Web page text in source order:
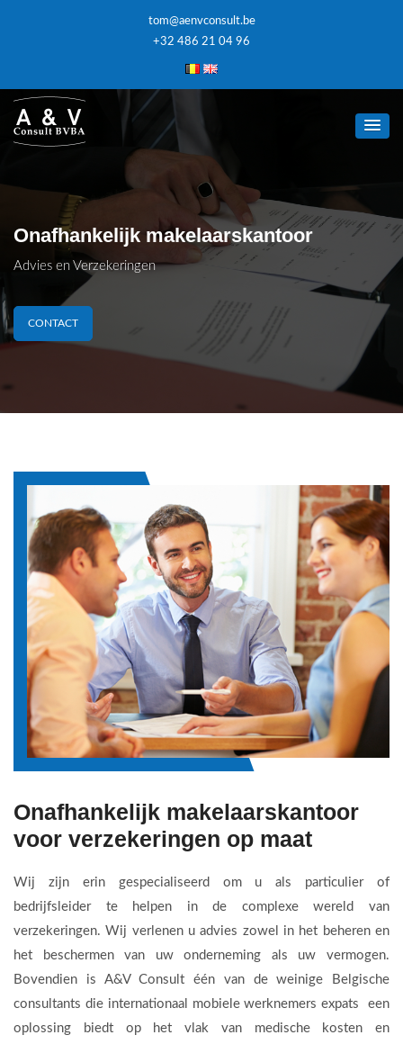
tom@aenvconsult.be
+32 486 21 04 96
Onafhankelijk makelaarskantoor
Advies en Verzekeringen
CONTACT
Onafhankelijk makelaarskantoor
voor verzekeringen op maat
Wij zijn erin gespecialiseerd om u als particulier of
bedrijfsleider te helpen in de complexe wereld van
verzekeringen. Wij verlenen u advies zowel in het beheren en
het beschermen van uw onderneming als uw vermogen.
Bovendien is A&V Consult één van de weinige Belgische
consultants die internationaal mobiele werknemers expats een
oplossing biedt op het vlak van medische kosten en